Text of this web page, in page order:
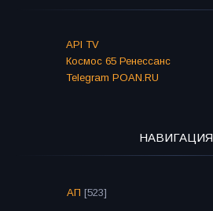
API TV
Космос 65 Ренессанс
Telegram POAN.RU
НАВИГАЦИЯ
АП [523]